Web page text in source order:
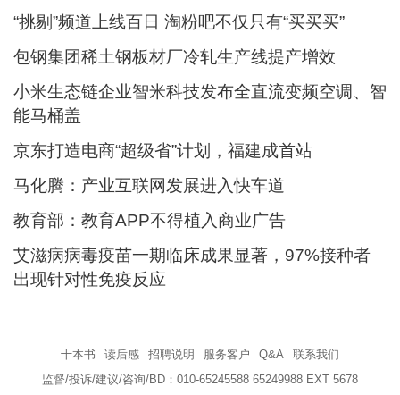
“挑剔”频道上线百日 淘粉吧不仅只有“买买买”
包钢集团稀土钢板材厂冷轧生产线提产增效
小米生态链企业智米科技发布全直流变频空调、智
能马桶盖
京东打造电商“超级省”计划，福建成首站
马化腾：产业互联网发展进入快车道
教育部：教育APP不得植入商业广告
艾滋病病毒疫苗一期临床成果显著，97%接种者
出现针对性免疫反应
十本书 读后感 招聘说明 服务客户 Q&A
联系我们
监督/投诉/建议/咨询/BD：010-65245588 65249988 EXT 5678